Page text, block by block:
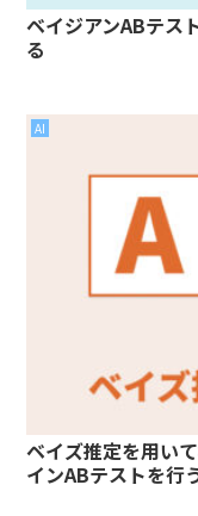
ベイジアンABテス
る
AI
ベイズ推定を用い
インABテストを行